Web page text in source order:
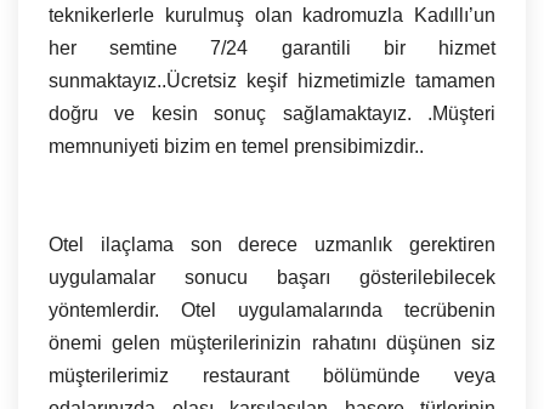
teknikerlerle kurulmuş olan kadromuzla Kadıllı’un
her semtine 7/24 garantili bir hizmet
sunmaktayız..Ücretsiz keşif hizmetimizle tamamen
doğru ve kesin sonuç sağlamaktayız. .Müşteri
memnuniyeti bizim en temel prensibimizdir..
Otel ilaçlama son derece uzmanlık gerektiren
uygulamalar sonucu başarı gösterilebilecek
yöntemlerdir. Otel uygulamalarında tecrübenin
önemi gelen müşterilerinizin rahatını düşünen siz
müşterilerimiz restaurant bölümünde veya